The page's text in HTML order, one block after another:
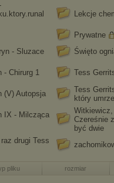
Lekcje
Prywatne
- Sluzace
Święto
- Chirurg 1
Tess
(V) Autopsja
Tess
który umrze
IX - Milcząca
Czereśnie
być dwie
drugi Tess
pliku rozmiar